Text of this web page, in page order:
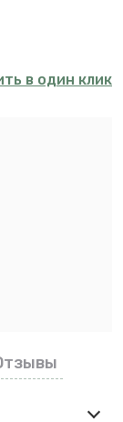
в один клик